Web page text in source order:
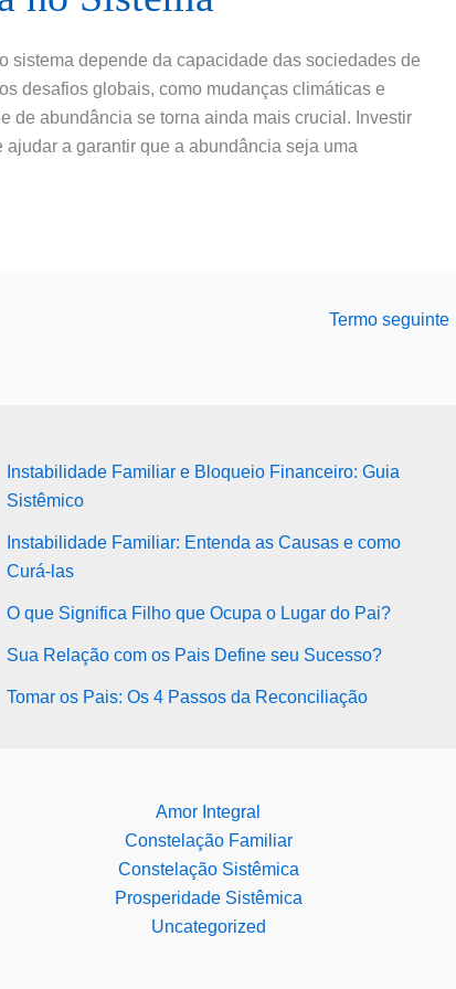
sistema depende da capacidade das sociedades de
desafios globais, como mudanças climáticas e
de abundância se torna ainda mais crucial. Investir
a garantir que a abundância seja uma
Termo seguinte
Instabilidade Familiar e Bloqueio Financeiro: Guia
Sistêmico
Instabilidade Familiar: Entenda as Causas e como
Curá-las
O que Significa Filho que Ocupa o Lugar do Pai?
Sua Relação com os Pais Define seu Sucesso?
Tomar os Pais: Os 4 Passos da Reconciliação
Amor Integral
Constelação Familiar
Constelação Sistêmica
Prosperidade Sistêmica
Uncategorized